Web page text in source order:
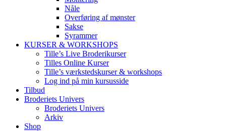
Nåle
Overføring af mønster
Sakse
Syrammer
KURSER & WORKSHOPS
Tille’s Live Broderikurser
Tilles Online Kurser
Tille’s værkstedskurser & workshops
Log ind på min kursusside
Tilbud
Broderiets Univers
Broderiets Univers
Arkiv
Shop